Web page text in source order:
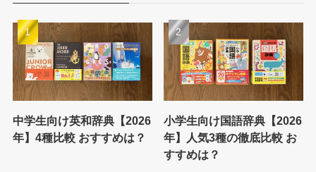
中学生向け英和辞典【2026
年】4種比較 おすすめは？
小学生向け国語辞典【2026
年】人気3種の徹底比較 お
すすめは？